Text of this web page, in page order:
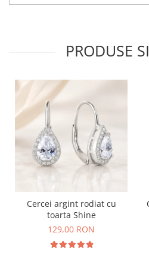
PRODUSE
Cercei argint rodiat cu
toarta Shine
129,00 RON